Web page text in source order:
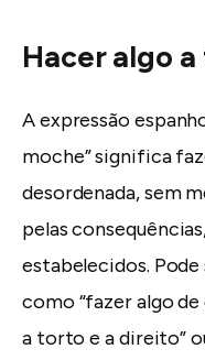
Hacer algo
A expressão
moche” significa
desordenada, sem
pelas
estabelecidos.
como “fazer algo de
a torto e a direito”